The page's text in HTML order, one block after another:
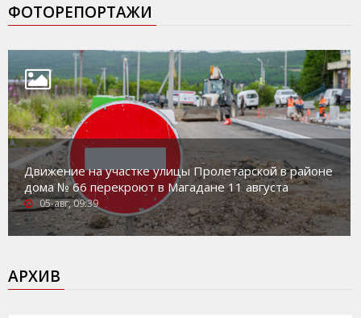
ФОТОРЕПОРТАЖИ
Движение на участке улицы Пролетарской в районе
дома № 66 перекроют в Магадане 11 августа
05-авг, 09:39
АРХИВ